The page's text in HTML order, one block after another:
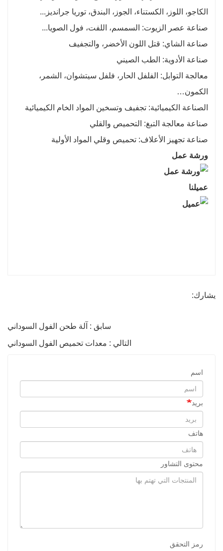
الكاجو، اللوز، الكستناء، الجوز، البندق، توريا جرانديز...
صناعة عصر الزيوت: السمسم، اللفت، فول الصويا...
صناعة الشاي: قتل اللون الأخضر، والتجفيف
صناعة الأدوية: الطب الصيني
معالجة التوابل: الفلفل الحار، فلفل سيتشوان، الشمر،
الكمون…
الصناعة الكيميائية: تجفيف وتسخين المواد الخام الكيميائية
صناعة معالجة التبغ: التحميص والقلي
صناعة تجهيز الأعلاف: تحميص وقلي المواد الأولية
ورشة عمل
عميلنا
يشارك:
سابق : آلة طحن الفول السوداني
التالي : معدات تحميص الفول السوداني
اسم
بريد
هاتف
محتوى التشاور
رمز التحقق